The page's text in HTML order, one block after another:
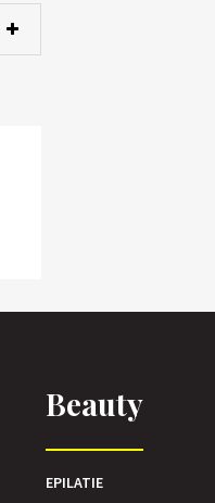
Beauty
EPILATIE